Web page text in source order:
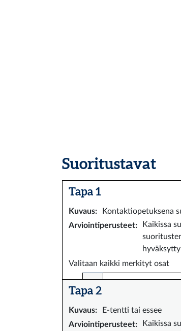
Suoritustavat
Tapa 1
Kuvaus:
Kontaktiopetuksena
Arviointiperusteet:
Kaikissa
Valitaan kaikki merkityt osat
Tapa 2
Kuvaus:
E-tentti tai essee
Arviointiperusteet:
Kaikissa